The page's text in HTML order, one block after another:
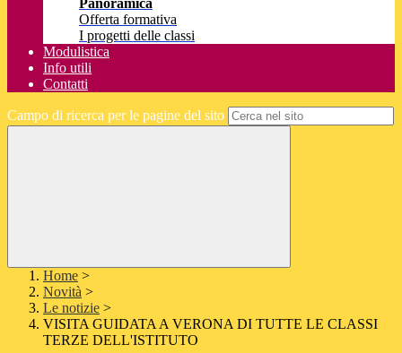
Panoramica
Offerta formativa
I progetti delle classi
Modulistica
Info utili
Contatti
Campo di ricerca per le pagine del sito
Home >
Novità >
Le notizie >
VISITA GUIDATA A VERONA DI TUTTE LE CLASSI
TERZE DELL'ISTITUTO